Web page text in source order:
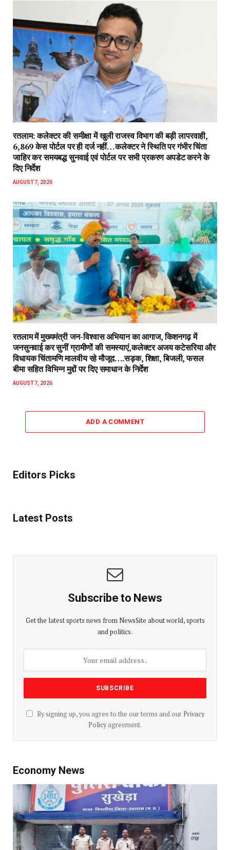
रतलाम: कलेक्टर की समीक्षा में खुली राजस्व विभाग की बड़ी लापरवाही,
6,869 केस पोर्टल पर ही दर्ज नहीं…कलेक्टर ने स्थिति पर गंभीर चिंता
जाहिर कर समयबद्ध सुनवाई एवं पोर्टल पर सभी प्रकरण अपडेट करने के
दिए निर्देश
AUGUST 7, 2026
रतलाम में मुख्यमंत्री जन-विश्वास अभियान का आगाज, किशनगढ़ में
जनसुनवाई कर सुनीं ग्रामीणों की समस्याएं,कलेक्टर अजय कटेसरिया और
विधायक चिंतामणि मालवीय रहे मौजूद….सड़क, शिक्षा, बिजली, फसल
बीमा सहित विभिन्न मुद्दों पर दिए समाधान के निर्देश
AUGUST 7, 2026
ADD A COMMENT
Editors Picks
Latest Posts
Subscribe to News
Get the latest sports news from NewsSite about world, sports
and politics.
By signing up, you agree to the our terms and our Privacy
Policyagreement.
Economy News